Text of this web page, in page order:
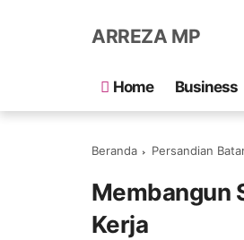
ARREZA MP
Home Business
Beranda Persandian
Membangun
Kerja